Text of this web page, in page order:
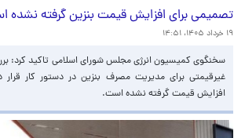
تصمیمی برای افزایش قیمت بنزین گرفته نشده
۱۹ خرداد ۱۴۰۵، ۱۴:۵۱
سخنگوی کمیسیون انرژی مجلس شورای اسلامی تاکید کرد:
غیرقیمتی برای مدیریت مصرف بنزین در دستور کار قرار
افزایش قیمت گرفته نشده است.